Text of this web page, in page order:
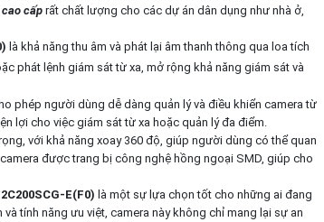
cấprất chất lượng cho các dự án dân dụng như nhà ở,
là khả năng thu âm và phát lại âm thanh thông qua loa tích
phát lệnh giám sát từ xa, mở rộng khả năng giám sát và
phép người dùng dễ dàng quản lý và điều khiển camera từ
lợi cho việc giám sát từ xa hoặc quản lý đa điểm.
với khả năng xoay 360 độ, giúp người dùng có thể quan
được trang bị công nghệ hồng ngoại SMD, giúp cho
E(F0) là một sự lựa chọn tốt cho những ai đang
tính năng ưu việt, camera này không chỉ mang lại sự an